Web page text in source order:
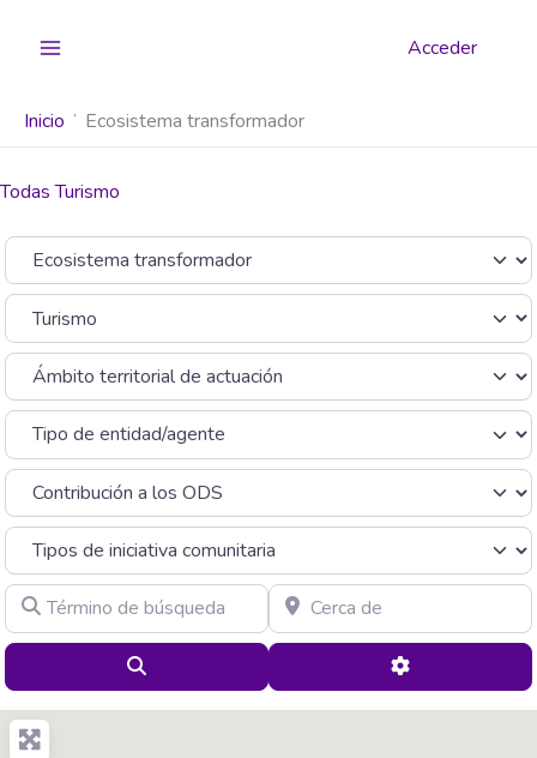
Acceder
Inicio Ecosistema transformador
Todas Turismo
Seleccionar el formulario de búsqueda
Categoría
Término de búsqueda Cerca de
Advanced